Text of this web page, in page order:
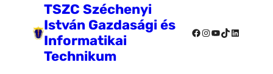
TSZC Széchenyi
István Gazdasági és
Informatikai
Technikum
Facebook
Instagram
YouTube
TikTok
LinkedIn